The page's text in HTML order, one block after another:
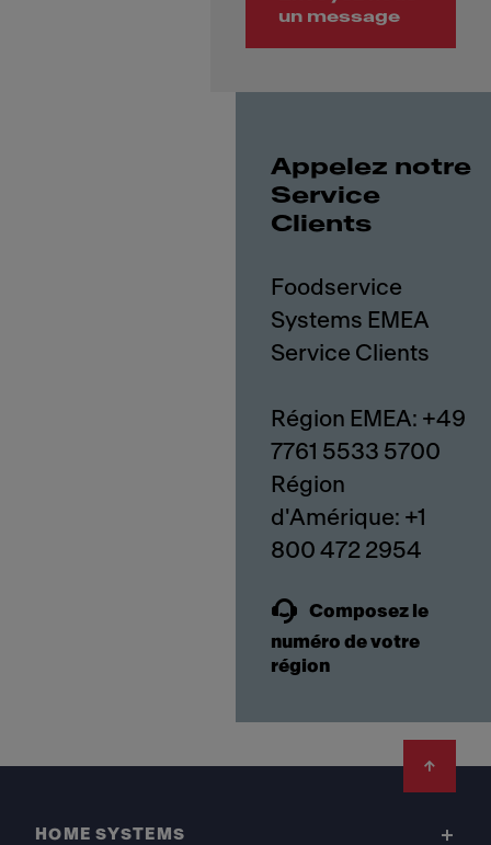
un message
Appelez notre
Service
Clients
Foodservice
Systems EMEA
Service Clients
Région EMEA: +49
7761 5533 5700
Région
d'Amérique: +1
Composez le
numéro de votre
région
HOME SYSTEMS